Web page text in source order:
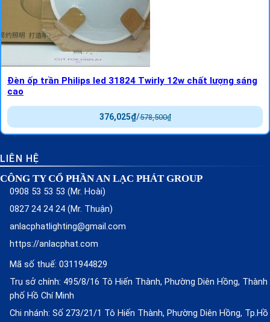
Đèn ốp trần Philips led 31824 Twirly 12w chất lượng sáng
cao
578,500₫
/
376,025₫
LIÊN HỆ
CÔNG TY CỔ PHẦN AN LẠC PHÁT GROUP
0908 53 53 53 (Mr. Hoài)
0827 24 24 24 (Mr. Thuận)
anlacphatlighting@gmail.com
https://anlacphat.com
Mã số thuế: 0311944829
Trụ sở chính: 495/8/16 Tô Hiến Thành, Phường Diên Hồng, Thành
phố Hồ Chí Minh
Chi nhánh: Số 273/21/1 Tô Hiến Thành, Phường Diên Hồng, Tp.Hồ